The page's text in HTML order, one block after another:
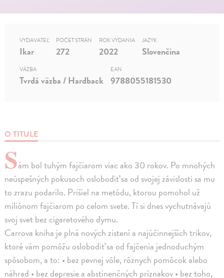
O TITULE
Sám bol tuhým fajčiarom viac ako 30 rokov. Po mnohých
neúspešných pokusoch oslobodiť sa od svojej závislosti sa mu
to zrazu podarilo. Prišiel na metódu, ktorou pomohol už
miliónom fajčiarom po celom svete. Tí si dnes vychutnávajú
svoj svet bez cigaretového dymu.
Carrova kniha je plná nových zistení a najúčinnejších trikov,
ktoré vám pomôžu oslobodiť sa od fajčenia jednoduchým
spôsobom, a to: • bez pevnej vôle, rôznych pomôcok alebo
náhrad • bez depresie a abstinenčných príznakov • bez toho,
VYDAVATEĽ
Ikar
POČET STRÁN
272
ROK VYDANIA
2022
JAZYK
Slovenčina
VÄZBA
Tvrdá väzba / Hardback
EAN
9788055181530